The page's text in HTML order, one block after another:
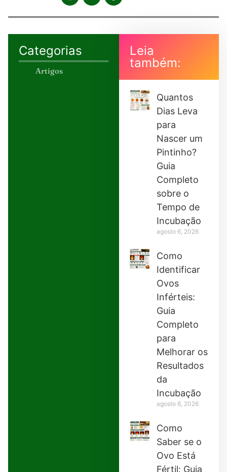
Categorias
Artigos
Leia
também:
Quantos
Dias Leva
para
Nascer um
Pintinho?
Guia
Completo
sobre o
Tempo de
Incubação
agosto 6, 2026
Como
Identificar
Ovos
Inférteis:
Guia
Completo
para
Melhorar os
Resultados
da
Incubação
agosto 6, 2026
Como
Saber se o
Ovo Está
Fértil: Guia